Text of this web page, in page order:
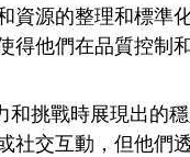
資源的整理和標準
得他們在品質控制
和挑戰時展現出的
社交互動，但他們